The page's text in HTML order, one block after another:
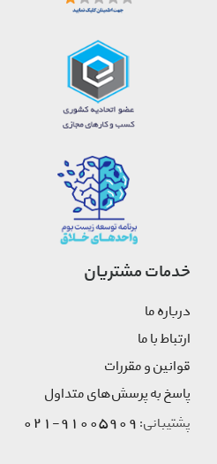
خدمات مشتریان
درباره ما
ارتباط با ما
قوانین و مقررات
پاسخ به پرسش‌های متداول
پشتیبانی: 91005909-021